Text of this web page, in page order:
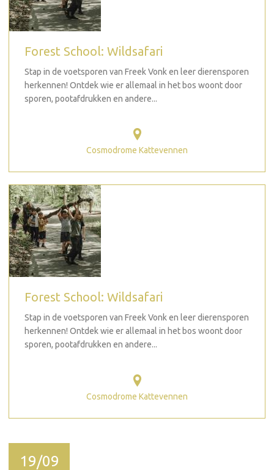
Forest School: Wildsafari
Stap in de voetsporen van Freek Vonk en leer dierensporen
herkennen! Ontdek wie er allemaal in het bos woont door
sporen, pootafdrukken en andere...
Cosmodrome Kattevennen
Forest School: Wildsafari
Stap in de voetsporen van Freek Vonk en leer dierensporen
herkennen! Ontdek wie er allemaal in het bos woont door
sporen, pootafdrukken en andere...
Cosmodrome Kattevennen
19/09